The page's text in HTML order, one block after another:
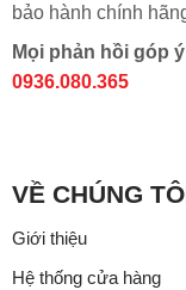
bảo hành chính
Mọi phản hồi góp
0936.080.365
VỀ CHÚNG
Giới thiệu
Hệ thống cửa hàng